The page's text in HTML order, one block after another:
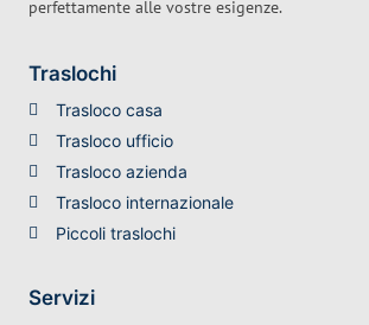
perfettamente alle vostre esigenze.
Traslochi
Trasloco casa
Trasloco ufficio
Trasloco azienda
Trasloco internazionale
Piccoli traslochi
Servizi